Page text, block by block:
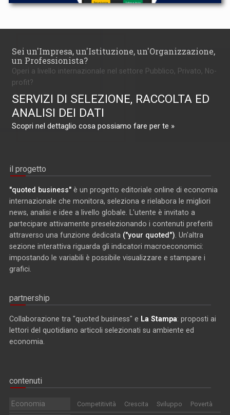
Sei un'Impresa, un'Istituzione, un'Organizzazione,
un Professionista?
Operi a livello internazionale nel settore Pubblico, Privato, No-
profit?
SERVIZI DI SELEZIONE, RACCOLTA ED
ANALISI DEI DATI
Scopri nel dettaglio cosa possiamo fare per te »
il progetto
"quoted business" è un progetto editoriale online di economia
internazionale che monitora, seleziona e rielabora le migliori
news, analisi e idee a livello globale. L'utente è invitato a
partecipare attivamente preselezionando i contenuti preferiti
attraverso una funzione dedicata ("your quoted") . Un'altra
sezione interattiva riguarda gli indicatori macroeconomici:
impostando le variabili è possibile visualizzare e stampare i
grafici.
partnership
Collaborazione tra "quoted business" e La Stampa: proposti ai
lettori del quotidiano articoli selezionati su ambiente ed
economia.
contenuti
Economia Competitività Crescita Sviluppo Povertà